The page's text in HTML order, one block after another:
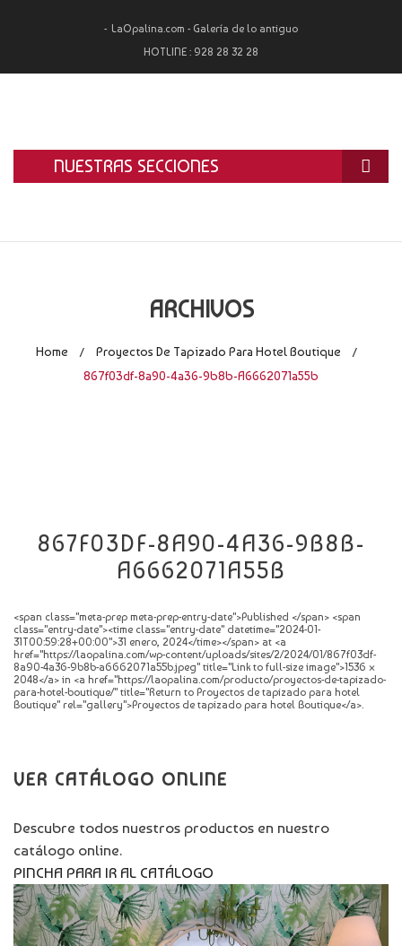
LaOpalina.com - Galería de lo antiguo
HOTLINE : 928 28 32 28
NUESTRAS SECCIONES
LA OPALINA
TASACIÓN Y COMPRA
ARCHIVOS
Home / Proyectos De Tapizado Para Hotel Boutique /
867f03df-8a90-4a36-9b8b-A6662071a55b
867F03DF-8A90-4A36-9B8B-
A6662071A55B
<span class="meta-prep meta-prep-entry-date">Published </span> <span
class="entry-date"><time class="entry-date" datetime="2024-01-
31T00:59:28+00:00">31 enero, 2024</time></span> at <a
href="https://laopalina.com/wp-content/uploads/sites/2/2024/01/867f03df-
8a90-4a36-9b8b-a6662071a55b.jpeg" title="Link to full-size image">1536 ×
2048</a> in <a href="https://laopalina.com/producto/proyectos-de-tapizado-
para-hotel-boutique/" title="Return to Proyectos de tapizado para hotel
Boutique" rel="gallery">Proyectos de tapizado para hotel Boutique</a>.
VER CATÁLOGO ONLINE
Descubre todos nuestros productos en nuestro
catálogo online.
PINCHA PARA IR AL CATÁLOGO